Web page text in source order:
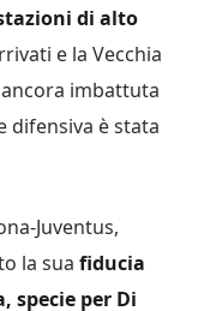
di alto
e la Vecchia
imbattuta
difensiva è stata
Juventus,
la sua fiducia
specie per Di